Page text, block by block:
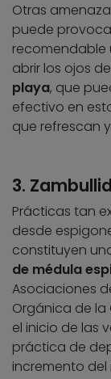
Otras
puede
recomendable
abrir los ojos
playa, que
efectivo en
que refrescan
3.
Prácticas tan
desde
constituyen
de médula
Asociaciones
Orgánica de
el inicio de las
práctica de
incremento